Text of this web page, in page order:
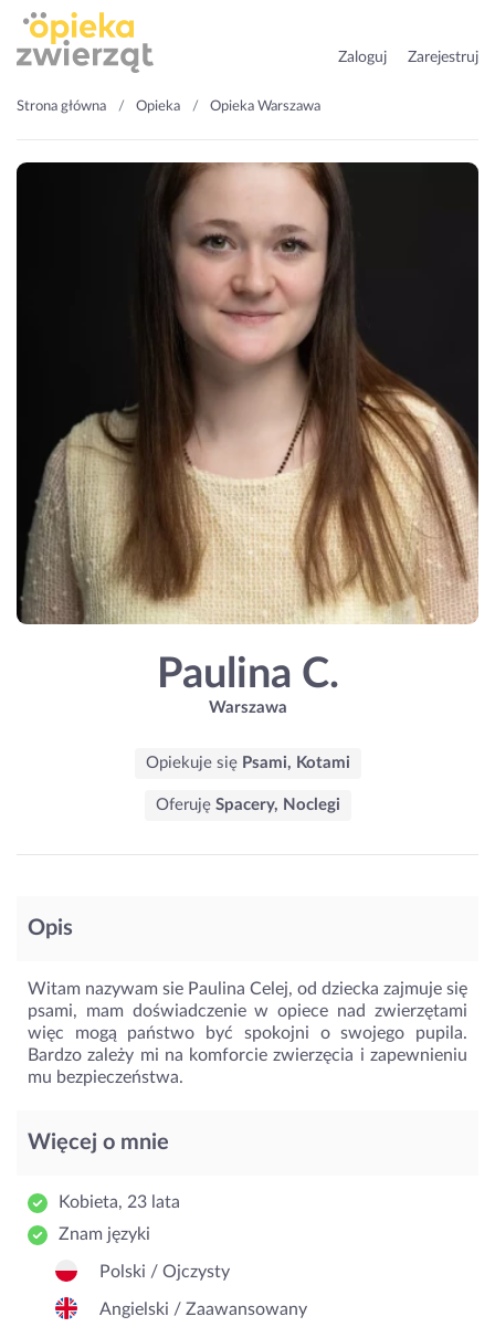
Zaloguj Zarejestruj
Strona główna Opieka Opieka Warszawa
Paulina C.
Warszawa
Opiekuje się Psami, Kotami
Oferuję Spacery, Noclegi
Opis
Witam nazywam sie Paulina Celej, od dziecka zajmuje się
psami, mam doświadczenie w opiece nad zwierzętami
więc mogą państwo być spokojni o swojego pupila.
Bardzo zależy mi na komforcie zwierzęcia i zapewnieniu
mu bezpieczeństwa.
Więcej o mnie
Kobieta, 23 lata
Znam języki
Polski / Ojczysty
Angielski / Zaawansowany